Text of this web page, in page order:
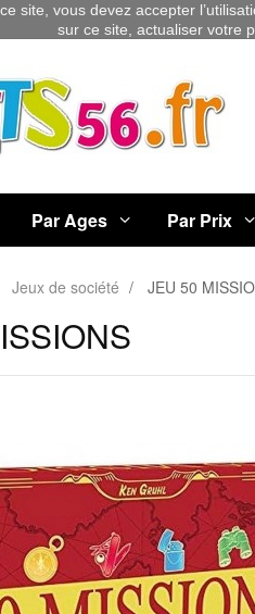
Par Ages Par Prix
Jeux de société JEU 50
site, vous devez accepter
sur ce site, actualiser votre